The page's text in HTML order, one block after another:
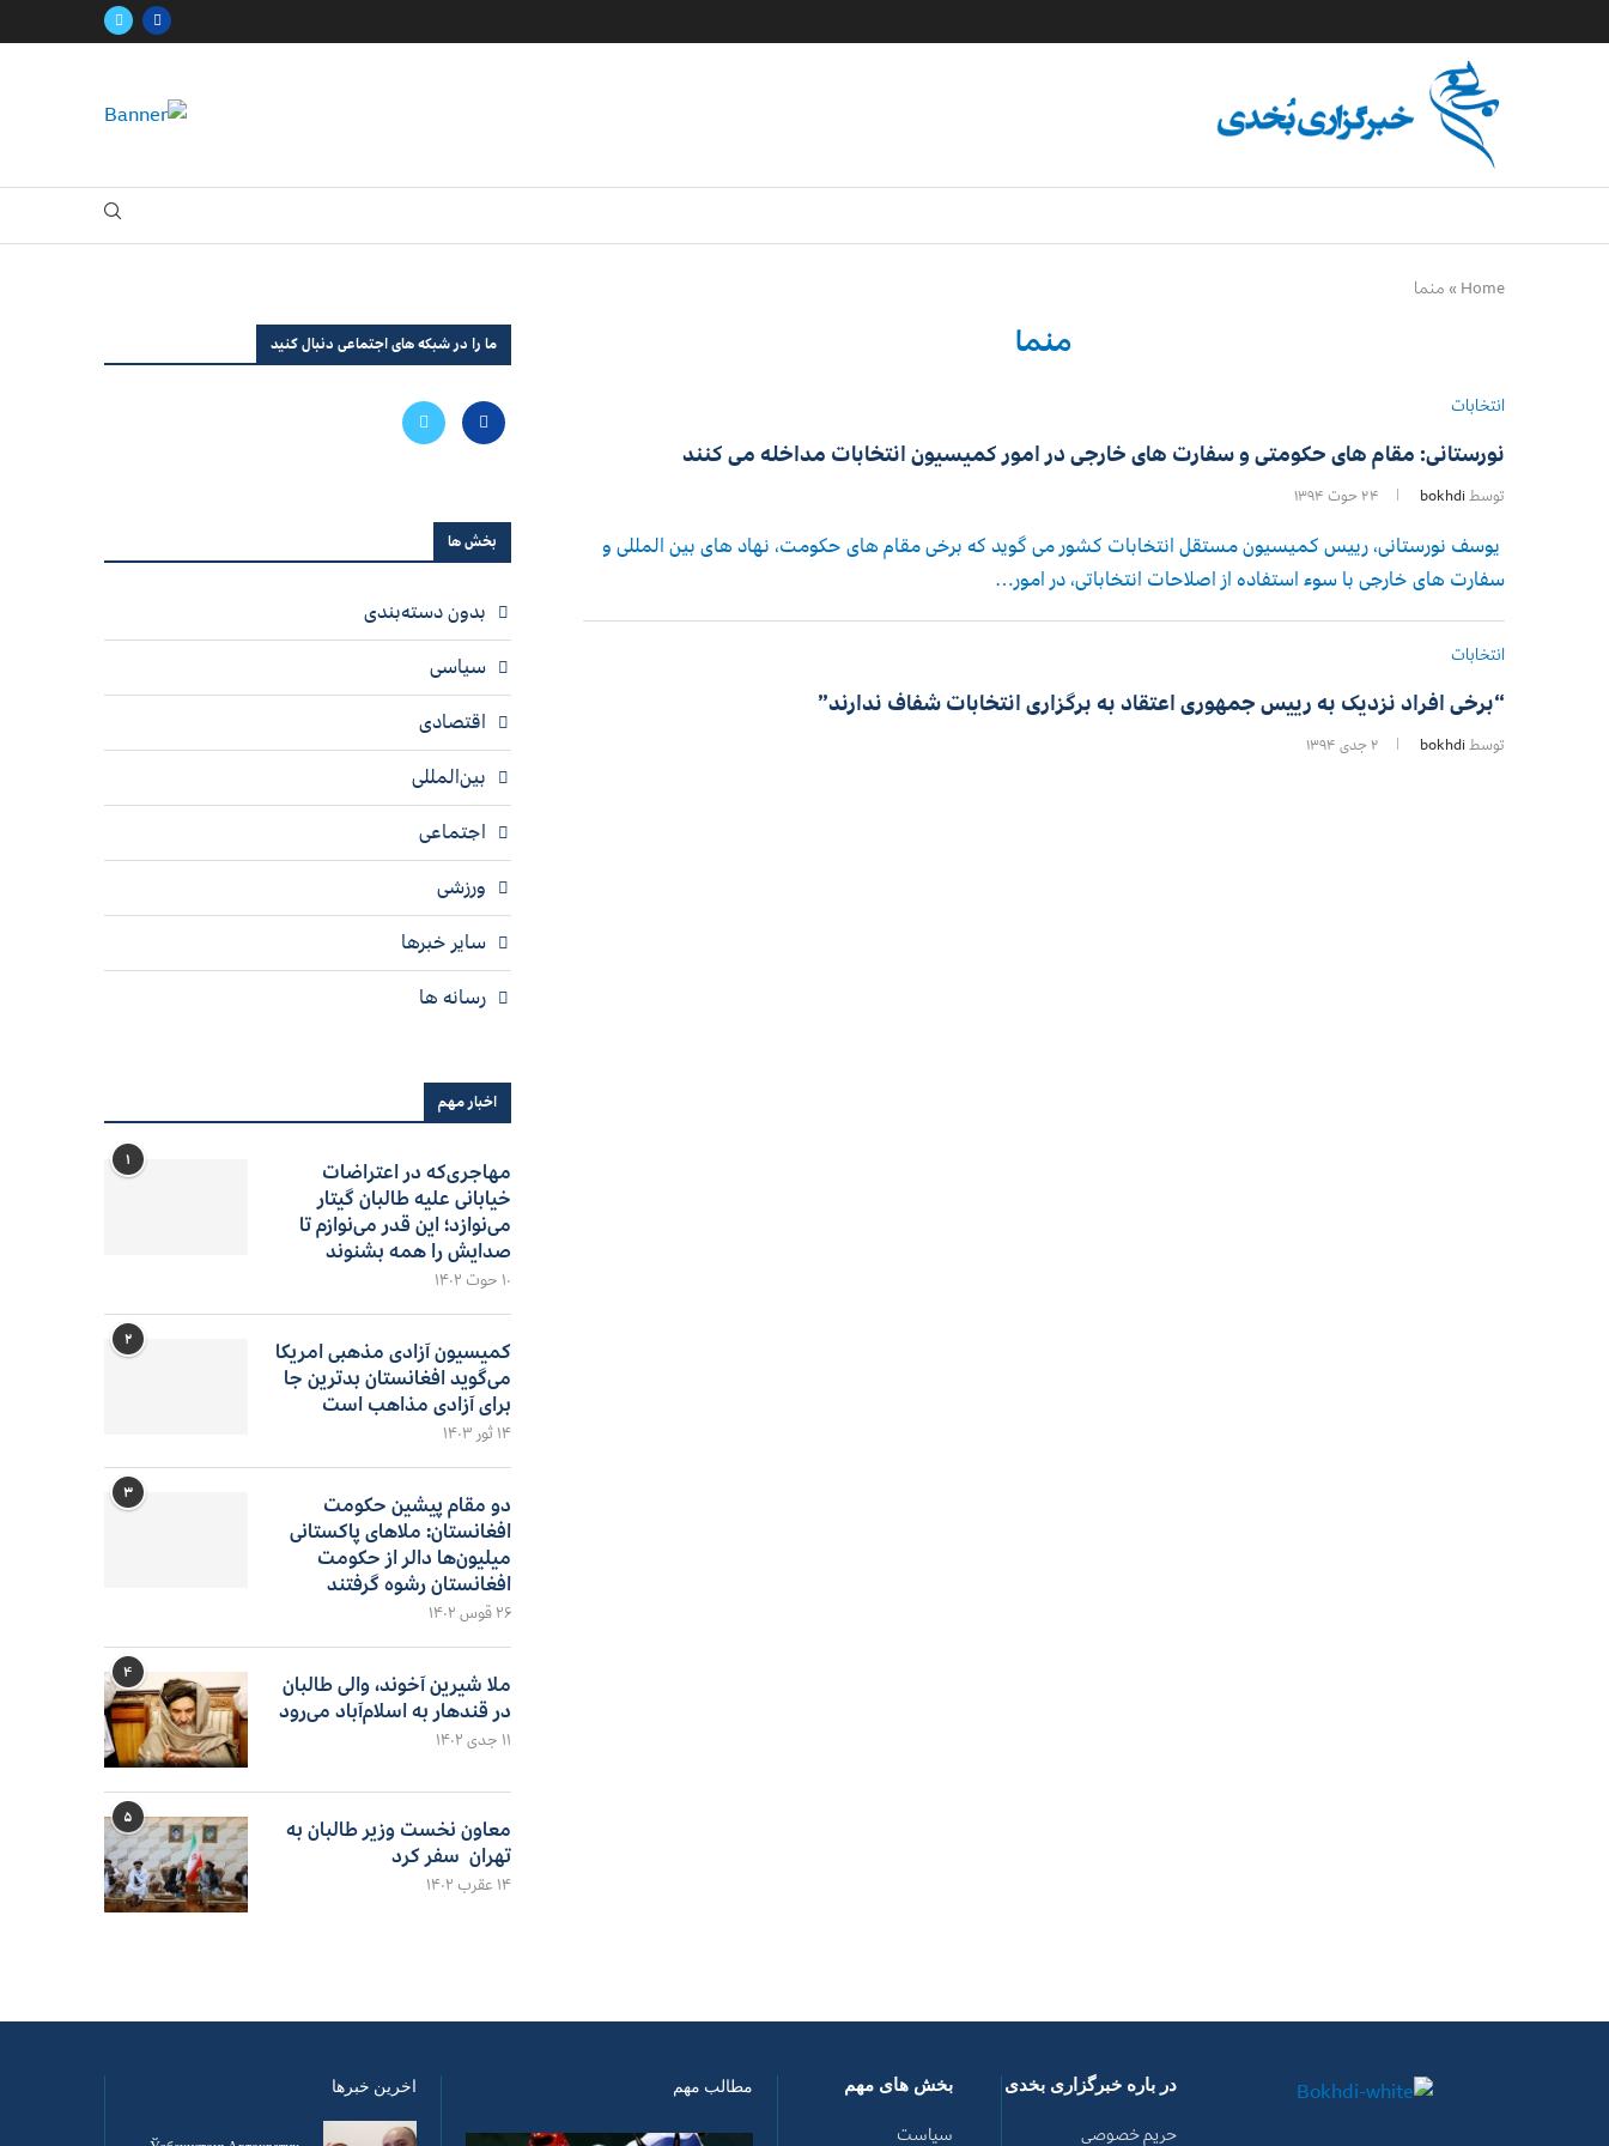
Home
» منما
منما
انتخابات
نورستانی: مقام های حکومتی و سفارت های خارجی در امور کمیسیون انتخابات مداخله می کنند
توسط bokhdi ۲۴ حوت ۱۳۹۴
یوسف نورستانی، رییس کمیسیون مستقل انتخابات کشور می گوید که برخی مقام های حکومت، نهاد های بین المللی و
سفارت های خارجی با سوء استفاده از اصلاحات انتخاباتی، در امور…
انتخابات
“برخی افراد نزدیک به رییس جمهوری اعتقاد به برگزاری انتخابات شفاف ندارند”
توسط bokhdi ۲ جدی ۱۳۹۴
ما را در شبکه های اجتماعی دنبال کنید
بخش ها
بدون دسته‌بندی
سیاسی
اقتصادی
بین‌المللی
اجتماعی
ورزشی
سایر خبرها
رسانه ها
اخبار مهم
۱
مهاجری‌که در اعتراضات
خیابانی علیه طالبان گیتار
می‌نوازد؛ این قدر می‌نوازم تا
صدایش را همه بشنوند
۱۰ حوت ۱۴۰۲
۲
کمیسیون آزادی مذهبی امریکا
می‌گوید افغانستان بدترین جا
برای آزادی مذاهب است
۱۴ ثور ۱۴۰۳
۳
دو مقام پیشین حکومت
افغانستان: ملاهای پاکستانی
میلیون‌ها دالر از حکومت
افغانستان رشوه گرفتند
۲۶ قوس ۱۴۰۲
۴
ملا شیرین آخوند، والی طالبان
در قندهار به اسلام‌آباد می‌رود
۱۱ جدی ۱۴۰۲
۵
معاون نخست وزیر طالبان به
تهران سفر کرد
۱۴ عقرب ۱۴۰۲
در باره خبرگزاری بخدی
حریم خصوصی
بخش های مهم
سیاست
مطالب مهم اخرین خبرها